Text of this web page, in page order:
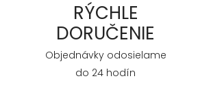
RÝCHLE
DORUČENIE
Objednávky odosielame
do 24 hodín